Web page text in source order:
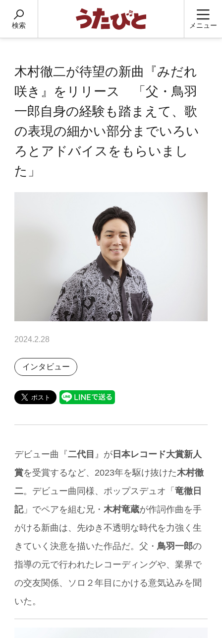
検索 メニュー
木村徹二が待望の新曲『みだれ
咲き』をリリース 「父・鳥羽
一郎自身の経験も踏まえて、歌
の表現の細かい部分までいろい
ろとアドバイスをもらいまし
た」
2024.2.28
インタビュー
デビュー曲『二代目 』が 日本レコード大賞新人
賞を受賞するなど、2023年を駆け抜けた木村徹
二。デビュー曲同様、ポップスデュオ「竜徹日
記」でペアを組む兄・木村竜蔵が作詞作曲を手
がける新曲は、先ゆき不透明な時代を力強く生
きていく決意を描いた作品だ。父・ 鳥羽一郎の
指導の元で行われたレコーディングや、業界で
の交友関係、ソロ２年目にかける意気込みを聞
いた。